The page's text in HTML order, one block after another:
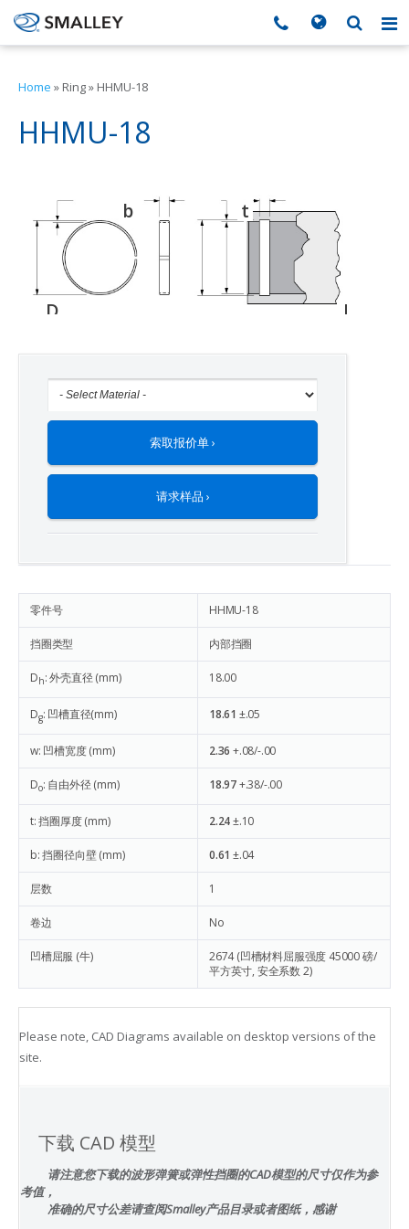
Search form
搜索
Home » Ring» HHMU-18
HHMU-18
b t
D
Do
索取报价单 ›
请求样品 ›
零件号 HHMU-18
挡圈类型 内部挡圈
Dh: 外壳直径 (mm) 18.00
Dg: 凹槽直径(mm) 18.61 ±.05
w: 凹槽宽度 (mm) 2.36 +.08/-.00
Do: 自由外径 (mm) 18.97+.38/-.00
t: 挡圈厚度 (mm) 2.24±.10
b: 挡圈径向壁 (mm) 0.61 ±.04
层数 1
卷边 No
凹槽屈服 (牛) 2674(凹槽材料屈服强度 45000 磅/
平方英寸, 安全系数 2)
Please note, CAD Diagrams available on desktop versions of the
site.
下载 CAD 模型
请注意您下载的波形弹簧或弹性挡圈的CAD模型的尺寸仅作为参
考值，
准确的尺寸公差请查阅Smalley产品目录或者图纸，感谢